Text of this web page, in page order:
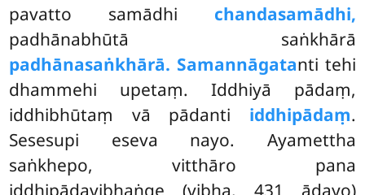
pavatto samādhi chandasamādhi,
padhānabhūtā saṅkhārā
padhānasaṅkhārā. Samannāgatanti tehi
dhammehi upetaṃ. Iddhiyā pādaṃ,
iddhibhūtaṃ vā pādanti iddhipādaṃ.
Sesesupi eseva nayo. Ayamettha
saṅkhepo, vitthāro pana
iddhipādavibhaṅge (vibha. 431 ādayo)